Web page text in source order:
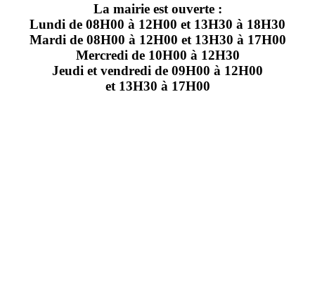
La mairie est ouverte :
Lundi de 08H00 à 12H00 et 13H30 à 18H30
Mardi de 08H00 à 12H00 et 13H30 à 17H00
Mercredi de 10H00 à 12H30
Jeudi et vendredi de 09H00 à 12H00
et 13H30 à 17H00